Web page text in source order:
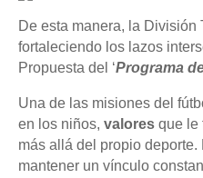
De esta manera, la
fortaleciendo los lazos
Propuesta del ‘Programa
Una de las misiones del
en los niños, valores que le
más allá del propio
mantener un vínculo